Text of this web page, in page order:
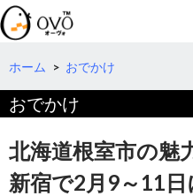
検
索
コ
テ
ツ
へ
動
ホーム > おでかけ
おでかけ
北海道根室市の
新宿で2月9～11